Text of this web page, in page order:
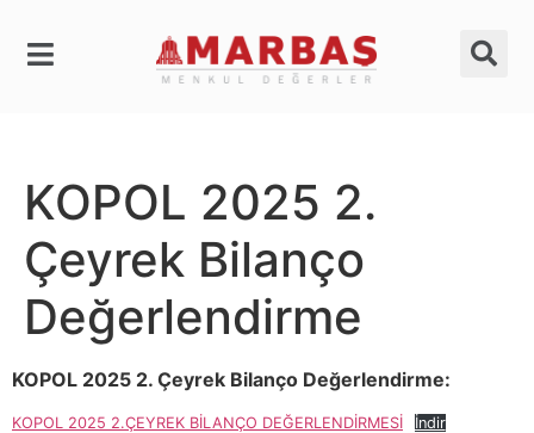
KOPOL 2025 2.
Çeyrek Bilanço
Değerlendirme
KOPOL 2025 2. Çeyrek Bilanço Değerlendirme:
KOPOL 2025 2.ÇEYREK BİLANÇO DEĞERLENDİRMESİ İndir